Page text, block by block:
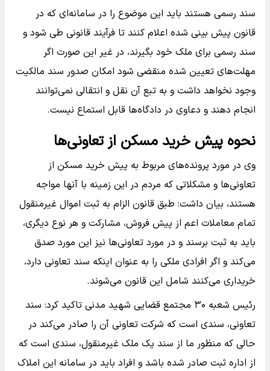
سند رسمی هستند باید این موضوع را در سامانه‌ای که در
قانون پیش بینی شده اعلام کنند تا فرآیند قانونی طی شود و
سند رسمی برای ملک خود بگیرند، در غیر این صورت اگر
مهلت‌های تعیین شده منقضی شود امکان صدور سند مالکیت
وجود نخواهد داشت و به تبع آن نقل و انتقالی نمی‌توانند
انجام دهند و دعاوی در دادگاه‌ها قابل استماع نیست.
نحوه پیش خرید مسکن از تعاونی‌ها
وی در مورد پرونده‌های مربوط به پیش خرید مسکن از
تعاونی‌ها و مشکلاتی که مردم در این زمینه با آنها مواجه
هستند، بیان داشت: طبق قانون الزام به ثبت اموال غیرمنقول
تمام معاملات اعم از پیش فروش، مشارکت و هر نوع دیگری،
باید به ثبت برسند و در مورد تعاونی‌ها نیز این مورد صدق
می‌کند و اگر افرادی ملکی را به عنوان اینکه سند تعاونی دارد،
خریداری می‌کنند شامل این قانون می‌شوند.
رئیس شعبه ۳۰ مجتمع قضایی شهید مدنی تاکید کرد: سند
تعاونی، سندی است که شرکت تعاونی آن را صادر می‌کند در
حالی که منظور ما از سند یک ملک غیرمنقول، سندی است که
از اداره ثبت صادر شده باشد و افراد باید در سامانه این املاک